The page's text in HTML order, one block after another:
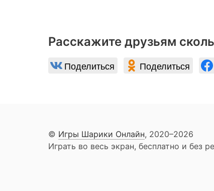
Расскажите друзьям
Поделиться Поделиться
© Игры Шарики Онлайн, 2020–2026
Играть во весь экран, бесплатно и без